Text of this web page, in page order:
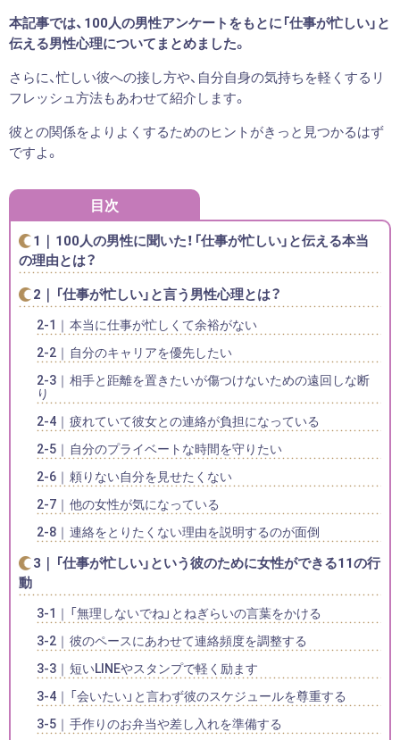
本記事では、100人の男性アンケートをもとに「仕事が忙しい」と
伝える男性心理についてまとめました。
さらに、忙しい彼への接し方や、自分自身の気持ちを軽くするリ
フレッシュ方法もあわせて紹介します。
彼との関係をよりよくするためのヒントがきっと見つかるはず
ですよ。
目次
100人の男性に聞いた！「仕事が忙しい」と伝える本当
の理由とは？
「仕事が忙しい」と言う男性心理とは？
本当に仕事が忙しくて余裕がない
自分のキャリアを優先したい
相手と距離を置きたいが傷つけないための遠回しな断
り
疲れていて彼女との連絡が負担になっている
自分のプライベートな時間を守りたい
頼りない自分を見せたくない
他の女性が気になっている
連絡をとりたくない理由を説明するのが面倒
「仕事が忙しい」という彼のために女性ができる11の行
動
「無理しないでね」とねぎらいの言葉をかける
彼のペースにあわせて連絡頻度を調整する
短いLINEやスタンプで軽く励ます
「会いたい」と言わず彼のスケジュールを尊重する
手作りのお弁当や差し入れを準備する